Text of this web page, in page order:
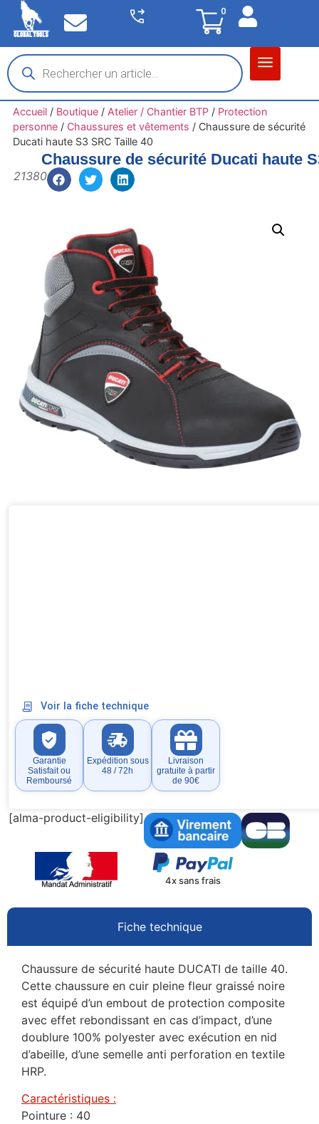
0
Accueil/ Boutique/ Atelier / Chantier BTP/ Protection
personne/ Chaussures et vêtements / Chaussure de sécurité
Ducati haute S3 SRC Taille 40
Chaussure de sécurité Ducati haute
21380
Voir la fiche technique
Garantie
Satisfait ou
Remboursé
Expédition sous
48 / 72h
Livraison
gratuite à partir
de 90€
[alma-product-eligibility]
4x sans frais
Fiche technique
Chaussure de sécurité haute DUCATI de taille 40.
Cette chaussure en cuir pleine fleur graissé noire
est équipé d’un embout de protection composite
avec effet rebondissant en cas d’impact, d’une
doublure 100% polyester avec exécution en nid
d’abeille, d’une semelle anti perforation en textile
HRP.
Caractéristiques :
Pointure : 40